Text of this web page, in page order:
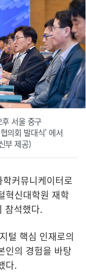
서울 중구
의회 발대식’ 에서
부 제공)
커뮤니케이터로
혁신대학원 재학
참석했다.
털 핵심 인재로의
인의 경험을 바탕
다.